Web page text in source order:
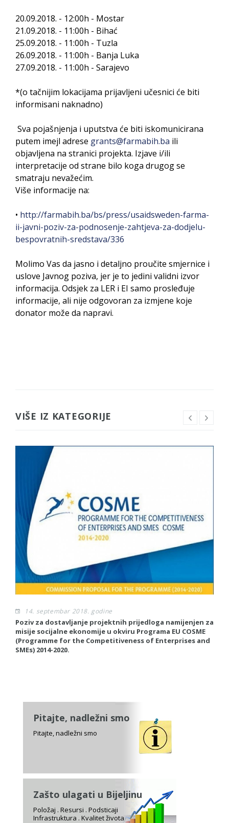
20.09.2018. - 12:00h - Mostar
21.09.2018. - 11:00h - Bihać
25.09.2018. - 11:00h - Tuzla
26.09.2018. - 11:00h - Banja Luka
27.09.2018. - 11:00h - Sarajevo
*(o tačnijim lokacijama prijavljeni učesnici će biti
informisani naknadno)
Sva pojašnjenja i uputstva će biti iskomunicirana
putem imejl adrese grants@farmabih.ba ili
objavljena na stranici projekta. Izjave i/ili
interpretacije od strane bilo koga drugog se
smatraju nevažećim.
Više informacije na:
• http://farmabih.ba/bs/press/usaidsweden-farma-
ii-javni-poziv-za-podnosenje-zahtjeva-za-dodjelu-
bespovratnih-sredstava/336
Molimo Vas da jasno i detaljno proučite smjernice i
uslove Javnog poziva, jer je to jedini validni izvor
informacija. Odsjek za LER i EI samo prosleđuje
informacije, ali nije odgovoran za izmjene koje
donator može da napravi.
VIŠE IZ KATEGORIJE
14. septembar 2018. godine
Poziv za dostavljanje projektnih prijedloga namijenjen za
misije socijalne ekonomije u okviru Programa EU COSME
(Programme for the Competitiveness of Enterprises and
SMEs) 2014-2020.
Pitajte, nadležni smo
Pitajte, nadležni smo
Zašto ulagati u Bijeljinu
Položaj . Resursi . Podsticaji
Infrastruktura . Kvalitet života